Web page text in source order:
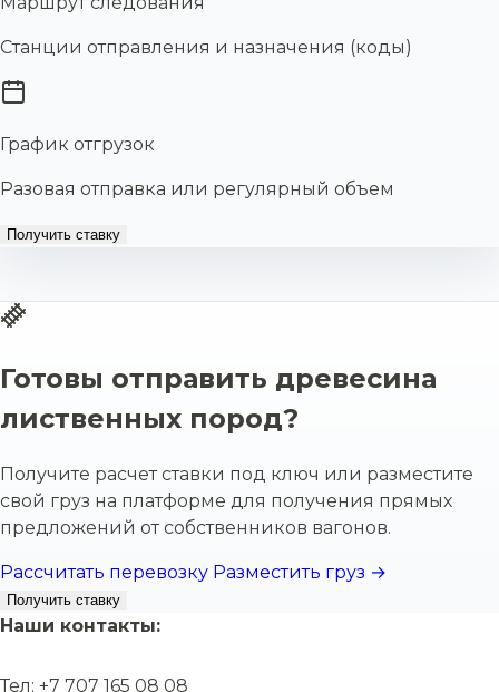
Станции отправления и назначения (коды)
График отгрузок
Разовая отправка или регулярный объем
Получить ставку
Готовы отправить древесина
лиственных пород?
Получите расчет ставки под ключ или разместите
свой груз на платформе для получения прямых
предложений от собственников вагонов.
Рассчитать перевозку Разместить груз →
Получить ставку
Наши контакты:
Тел: +7 707 165 08 08